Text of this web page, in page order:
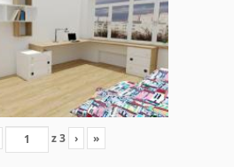
z3 › »